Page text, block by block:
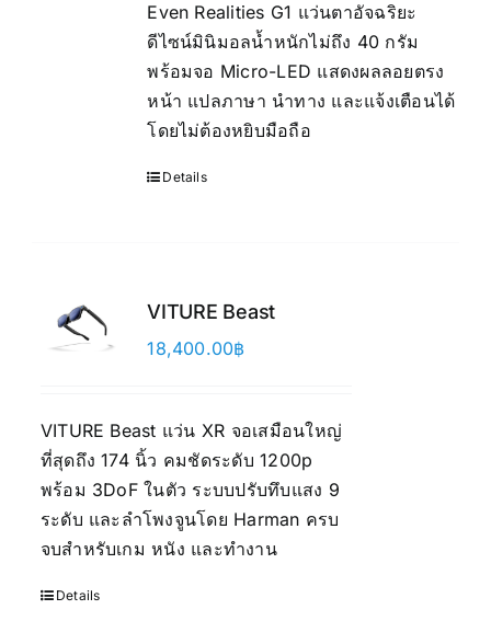
Even Realities G1 แว่นตาอัจฉริยะ
ดีไซน์มินิมอลน้ำหนักไม่ถึง 40 กรัม
พร้อมจอ Micro-LED แสดงผลลอยตรง
หน้า แปลภาษา นำทาง และแจ้งเตือนได้
โดยไม่ต้องหยิบมือถือ
Details
VITURE Beast
18,400.00฿
VITURE Beast แว่น XR จอเสมือนใหญ่
ที่สุดถึง 174 นิ้ว คมชัดระดับ 1200p
พร้อม 3DoF ในตัว ระบบปรับทึบแสง 9
ระดับ และลำโพงจูนโดย Harman ครบ
จบสำหรับเกม หนัง และทำงาน
Details